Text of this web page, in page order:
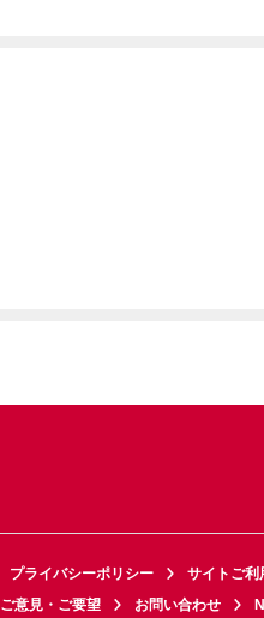
プライバシーポリシー サイトご利
ご意見・ご要望 お問い合わせ